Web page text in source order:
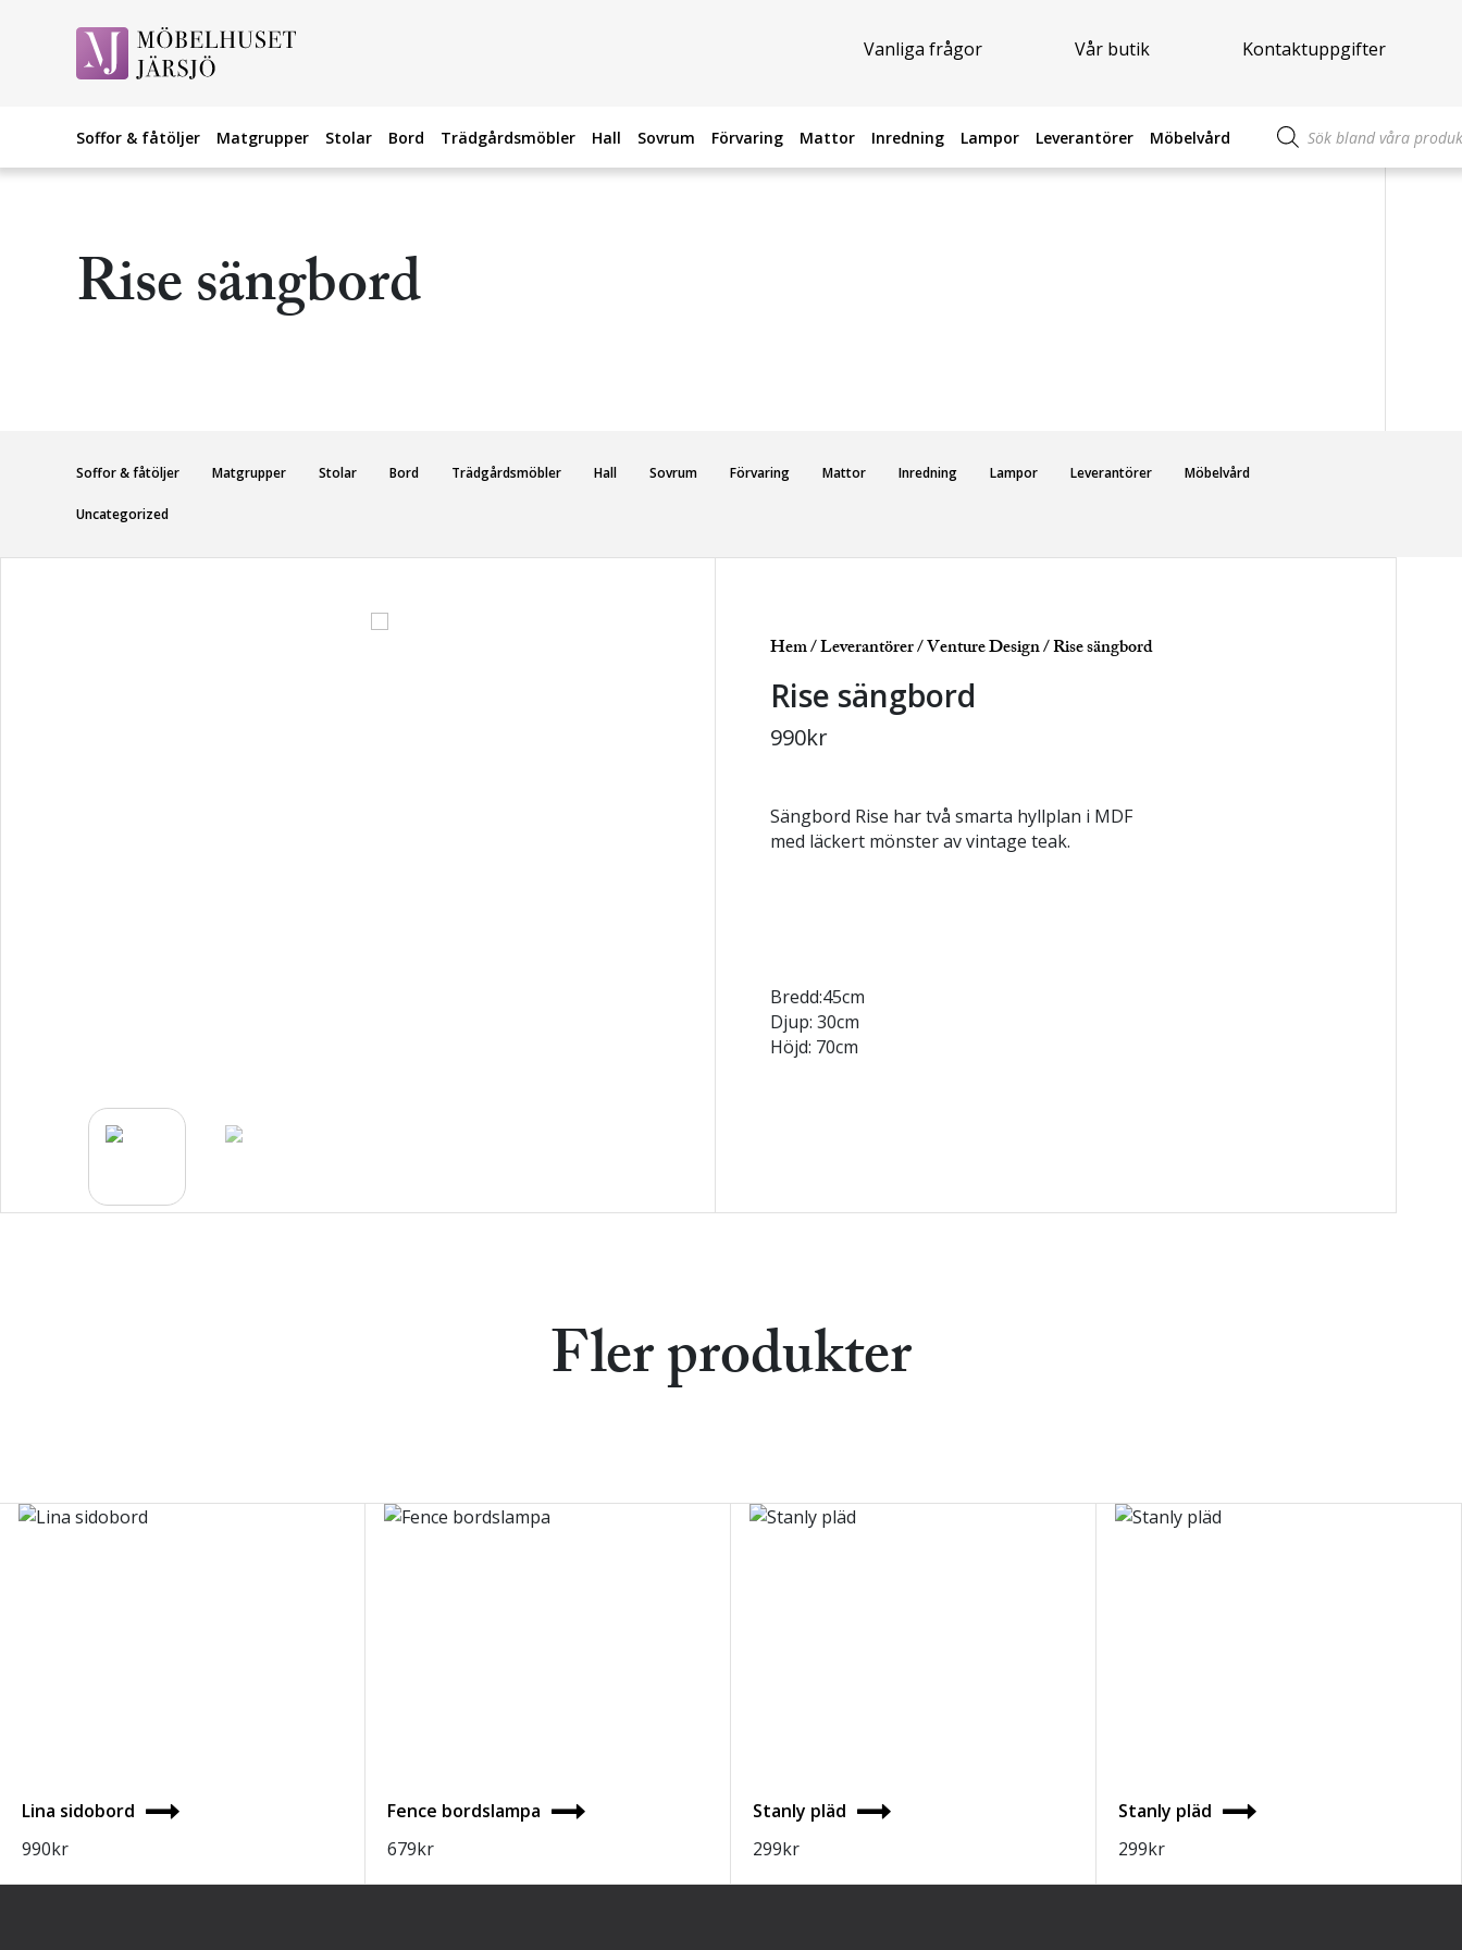
Vanliga frågor Vår butik Kontaktuppgifter
Soffor & fåtöljer Matgrupper Stolar Bord Trädgårdsmöbler Hall Sovrum Förvaring Mattor Inredning Lampor Leverantörer Möbelvård
Produktsökning
Rise sängbord
Soffor & fåtöljer Matgrupper Stolar Bord Trädgårdsmöbler Hall Sovrum Förvaring Mattor Inredning Lampor Leverantörer Möbelvård
Uncategorized
Hem/Leverantörer/ Venture Design/ Rise sängbord
Rise sängbord
990kr
Sängbord Rise har två smarta hyllplan i MDF
med läckert mönster av vintage teak.
Bredd:45cm
Djup: 30cm
Höjd: 70cm
Fler produkter
Lina sidobord
990kr
Fence bordslampa
679kr
Stanly pläd
299kr
Stanly pläd
299kr